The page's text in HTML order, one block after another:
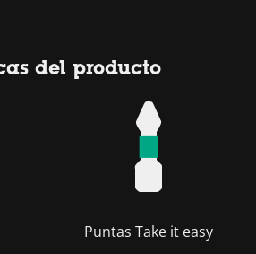
del producto
Puntas Take it easy